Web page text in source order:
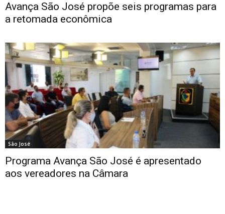
Avança São José propõe seis programas para
a retomada econômica
São José
Programa Avança São José é apresentado
aos vereadores na Câmara